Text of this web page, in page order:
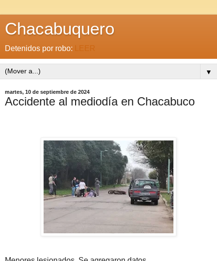
Chacabuquero
Detenidos por robo: LEER
▼
martes, 10 de septiembre de 2024
Accidente al mediodía en Chacabuco